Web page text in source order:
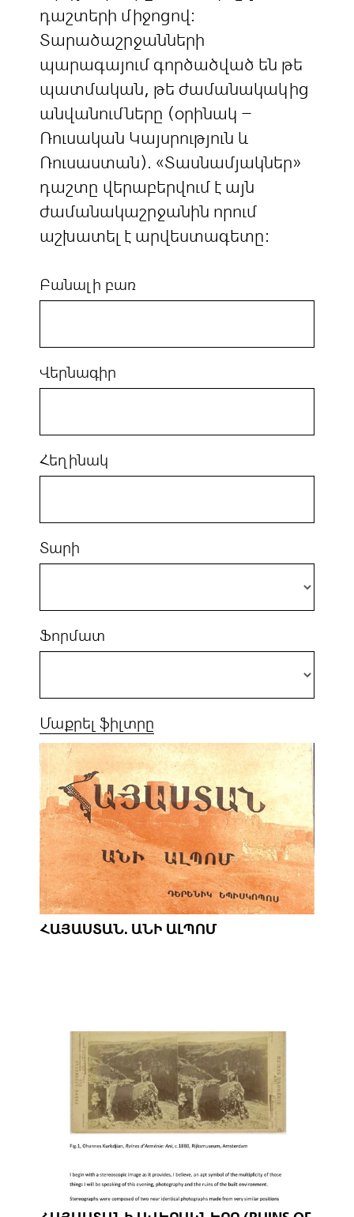
դաշտերի միջոցով:
Տարածաշրջանների
պարագայում գործածված են թե
պատմական, թե ժամանակակից
անվանումները (օրինակ –
Ռուսական Կայսրություն և
Ռուսաստան). «Տասնամյակներ»
դաշտը վերաբերվում է այն
ժամանակաշրջանին որում
աշխատել է արվեստագետը:
Բանալի բառ
Վերնագիր
Հեղինակ
Տարի
Ֆորմատ
Մաքրել ֆիլտրը
ՀԱՅԱՍՏԱՆ. ԱՆԻ ԱԼՊՈՄ